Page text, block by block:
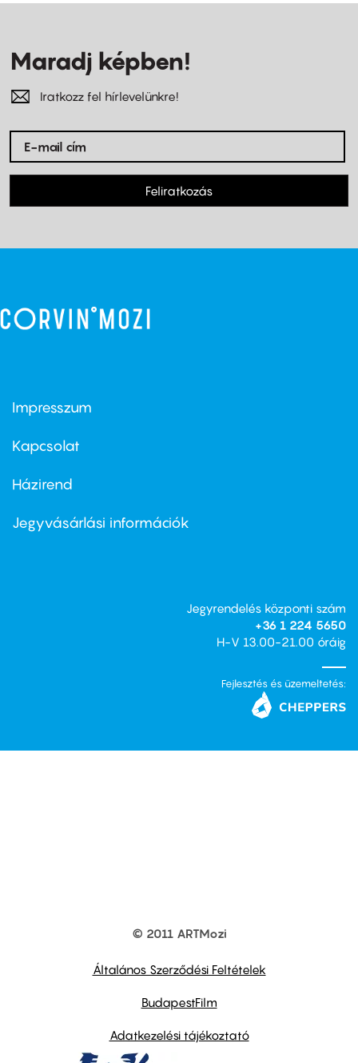
Maradj képben!
Iratkozz fel hírlevelünkre!
Feliratkozás
Footer
first
Impresszum
Kapcsolat
Footer
second
Házirend
Jegyvásárlási információk
Jegyrendelés központi szám
+36 1 224 5650
H-V 13.00-21.00 óráig
Fejlesztés és üzemeltetés:
© 2011 ARTMozi
Általános Szerződési Feltételek
BudapestFilm
Adatkezelési tájékoztató